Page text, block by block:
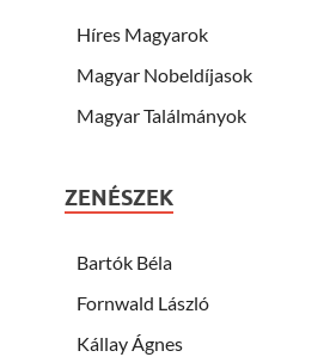
Híres Magyarok
Magyar Nobeldíjasok
Magyar Találmányok
ZENÉSZEK
Bartók Béla
Fornwald László
Kállay Ágnes